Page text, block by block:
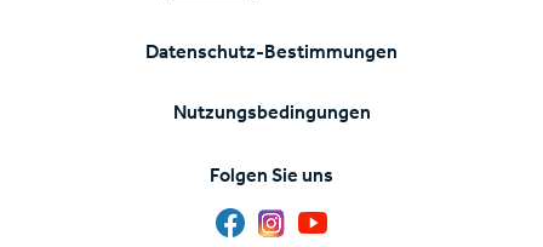
Υποσέλιδο
Datenschutz-Bestimmungen
Nutzungsbedingungen
Folgen Sie uns